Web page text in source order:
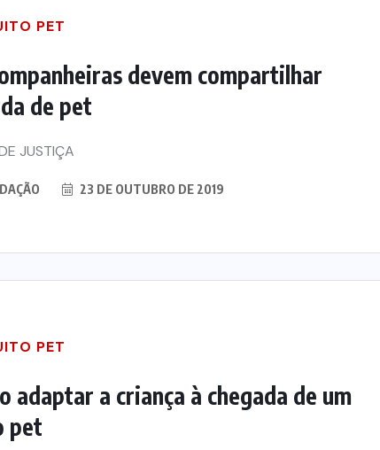
PET
devem compartilhar
de pet
JUSTIÇA
23 DE OUTUBRO DE 2019
PET
adaptar a criança à chegada de um
pet